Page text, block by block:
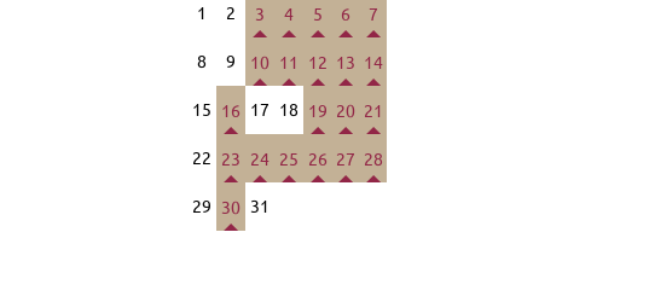
1 2 3 4 5 6 7
8 9 10 11 12 13 14
15 16 17 18 19 20 21
22 23 24 25 26 27 28
29 30 31